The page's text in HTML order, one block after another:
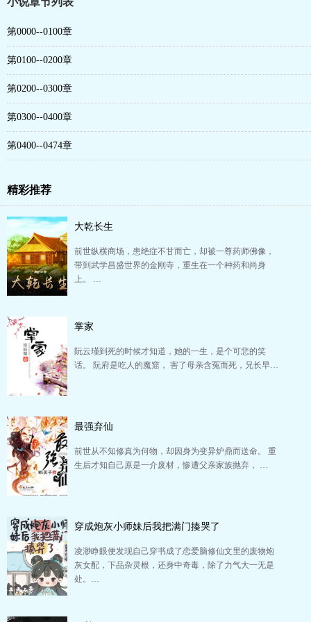
第0000--0100章
第0100--0200章
第0200--0300章
第0300--0400章
第0400--0474章
精彩推荐
大乾长生
前世纵横商场，患绝症不甘而亡，却被一尊药师佛像，
带到武学昌盛世界的金刚寺，重生在一个种药和尚身
上。 …
掌家
阮云瑾到死的时候才知道，她的一生，是个可悲的笑
话。 阮府是吃人的魔窟， 害了母亲含冤而死，兄长早…
最强弃仙
前世从不知修真为何物，却因身为变异炉鼎而送命。 重
生后才知自己原是一介废材，惨遭父亲家族抛弃， …
穿成炮灰小师妹后我把满门揍哭了
凌渺睁眼便发现自己穿书成了恋爱脑修仙文里的废物炮
灰女配，下品杂灵根，还身中奇毒，除了力气大一无是
处。…